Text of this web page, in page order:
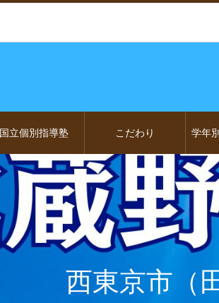
国立個別指導塾 こだわり 学年
西東京市（